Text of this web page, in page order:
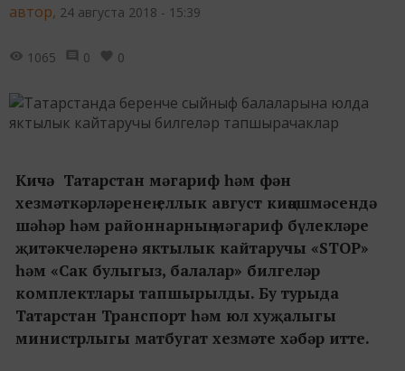
автор, 24 августа 2018 - 15:39
1065 0 0
Кичә Татарстан мәгариф һәм фән
хезмәткәрләренең еллык август киңәшмәсендә
шәһәр һәм районнарның мәгариф бүлекләре
җитәкчеләренә яктылык кайтаручы «STOP»
һәм «Сак булыгыз, балалар» билгеләр
комплектлары тапшырылды. Бу турыда
Татарстан Транспорт һәм юл хуҗалыгы
министрлыгы матбугат хезмәте хәбәр итте.